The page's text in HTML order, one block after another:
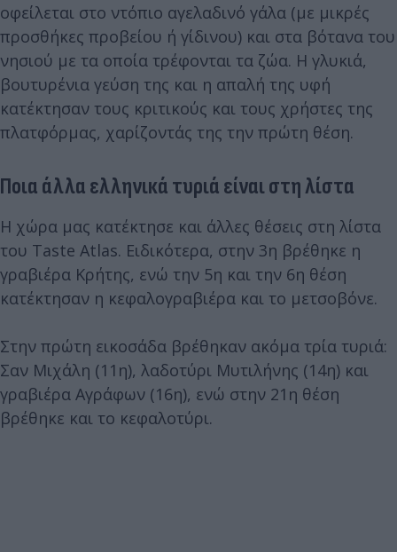
οφείλεται στο ντόπιο αγελαδινό γάλα (με μικρές
προσθήκες προβείου ή γίδινου) και στα βότανα του
νησιού με τα οποία τρέφονται τα ζώα. Η γλυκιά,
βουτυρένια γεύση της και η απαλή της υφή
κατέκτησαν τους κριτικούς και τους χρήστες της
πλατφόρμας, χαρίζοντάς της την πρώτη θέση.
Ποια άλλα ελληνικά τυριά είναι στη λίστα
Η χώρα μας κατέκτησε και άλλες θέσεις στη λίστα
του Taste Atlas. Ειδικότερα, στην 3η βρέθηκε η
γραβιέρα Κρήτης, ενώ την 5η και την 6η θέση
κατέκτησαν η κεφαλογραβιέρα και το μετσοβόνε.
Στην πρώτη εικοσάδα βρέθηκαν ακόμα τρία τυριά:
Σαν Μιχάλη (11η), λαδοτύρι Μυτιλήνης (14η) και
γραβιέρα Αγράφων (16η), ενώ στην 21η θέση
βρέθηκε και το κεφαλοτύρι.